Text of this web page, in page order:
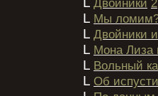
Двойники 2
L Мы
L Двойники
L Мона Лиза
L Вольный
L Об